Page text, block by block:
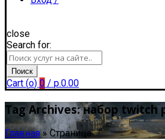
Регистрация
close
Search for:
Поиск
Cart (o) 0 / р.0.00
Tag Archives: набор twitch
Главная» Страница